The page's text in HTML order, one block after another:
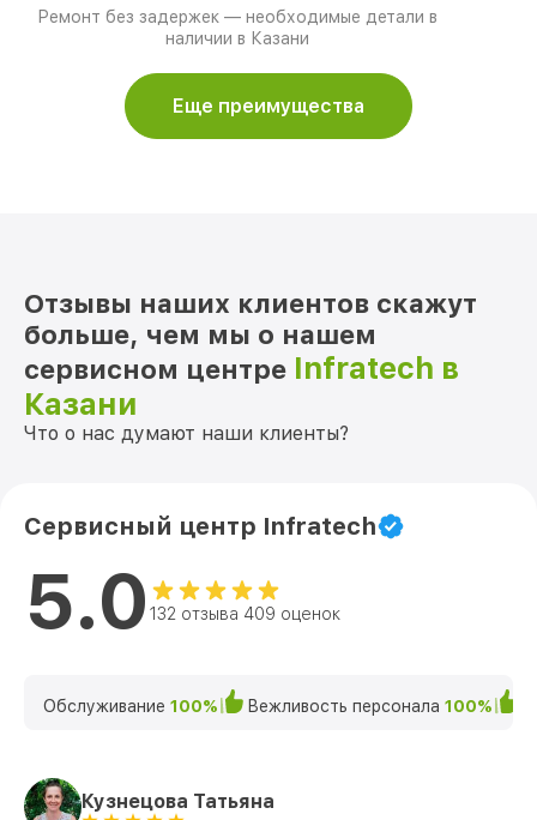
Ремонт без задержек — необходимые детали в
наличии в Казани
Еще преимущества
Отзывы наших клиентов скажут
больше, чем мы о нашем
сервисном центре Infratech в
Казани
Что о нас думают наши клиенты?
Сервисный центр Infratech
5.0 132 отзыва 409 оценок
Обслуживание 100% Вежливость персонала 100%
Кузнецова Татьяна